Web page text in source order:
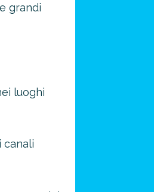
grandi
luoghi
canali